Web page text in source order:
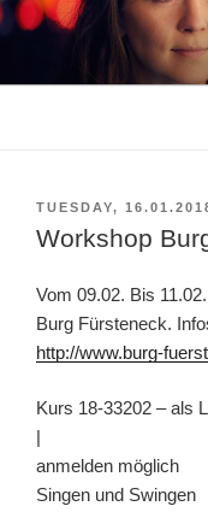
Skip
to
POSTED
ON
TUESDAY,
Workshop
Vom 09.02. Bis
Burg Fürsteneck.
http://www.burg-
Kurs 18-33202 – als
|
anmelden möglich
Singen und Swingen